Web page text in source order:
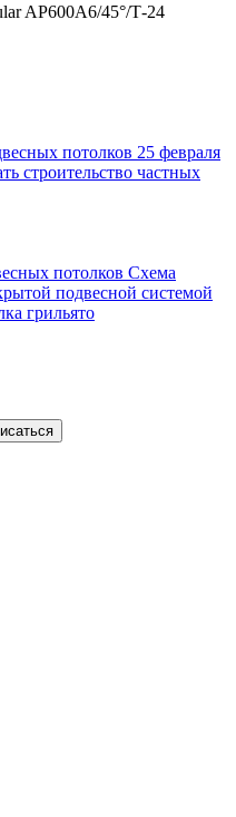
AP600A6/45°/Т-24
потолков 25 февраля
строительство частных
потолков Схема
подвесной системой
грильято